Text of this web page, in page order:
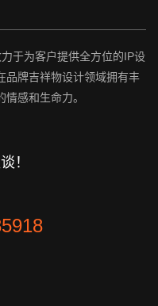
于为客户提供全方位的IP设
品牌吉祥物设计领域拥有丰
感和生命力。
！